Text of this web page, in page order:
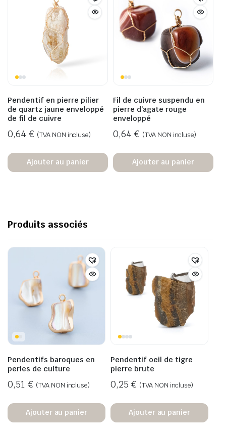
Pendentif en pierre pilier
de quartz jaune enveloppé
de fil de cuivre
0,64 € (TVA NON incluse)
Ajouter au panier
Fil de cuivre suspendu en
pierre d’agate rouge
enveloppé
0,64 € (TVA NON incluse)
Ajouter au panier
Produits associés
Pendentifs baroques en
perles de culture
0,51 € (TVA NON incluse)
Ajouter au panier
Pendentif oeil de tigre
pierre brute
0,25 € (TVA NON incluse)
Ajouter au panier